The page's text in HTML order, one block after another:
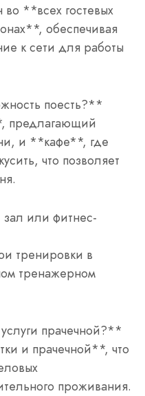
**всех гостевых
обеспечивая
к сети для работы
поесть?**
предлагающий
и **кафе**, где
что позволяет
или фитнес-
тренировки в
тренажерном
прачечной?**
и прачечной**, что
проживания.